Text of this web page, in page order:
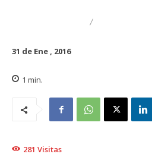
31 de Ene , 2016
1 min.
281 Visitas